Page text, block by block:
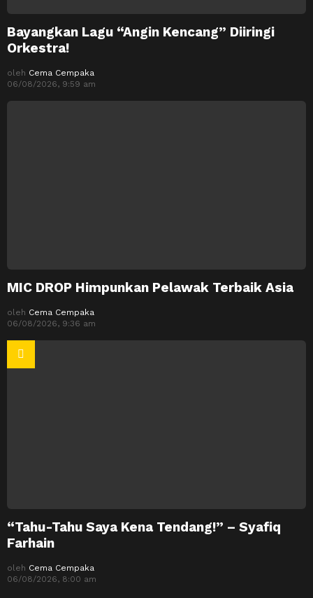
Bayangkan Lagu “Angin Kencang” Diiringi
Orkestra!
oleh Cema Cempaka
06/08/2026, 9:59 am
MIC DROP Himpunkan Pelawak Terbaik Asia
oleh Cema Cempaka
06/08/2026, 9:36 am
“Tahu-Tahu Saya Kena Tendang!” – Syafiq
Farhain
oleh Cema Cempaka
06/08/2026, 8:00 am